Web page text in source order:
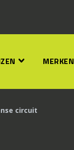
MERKEN
circuit